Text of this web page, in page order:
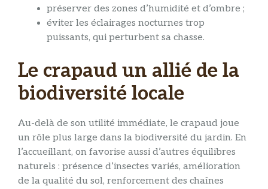
préserver des zones d’humidité et d’ombre ;
éviter les éclairages nocturnes trop
puissants, qui perturbent sa chasse.
Le crapaud un allié de la
biodiversité locale
Au-delà de son utilité immédiate, le crapaud joue
un rôle plus large dans la biodiversité du jardin. En
l’accueillant, on favorise aussi d’autres équilibres
naturels : présence d’insectes variés, amélioration
de la qualité du sol, renforcement des chaînes